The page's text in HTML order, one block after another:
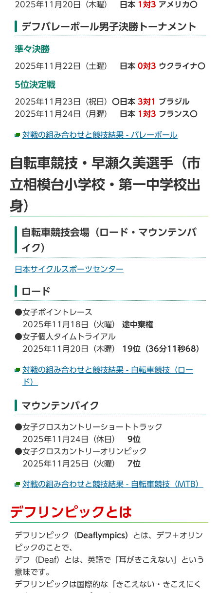
2025年11月20日（木曜）
日本 1対3 アメリカ〇
デフバレーボール男子決勝トーナメント
準々決勝
2025年11月22日（土曜） 日本 0対3 ウクライナ〇
5位決定戦
2025年11月23日（祝日） 〇日本 3対1
ブラジル
2025年11月24日（月曜）
日本 1対3 フランス〇
対戦の組み合わせと競技結果 - バレーボール
自転車競技・早瀬久美選手（市
立相模台小学校・第一中学校出
身）
自転車競技会場（ロード・マウンテンバ
イク）
日本サイクルスポーツセンター
ロード
●女子ポイントレース
2025年11月18日（火曜） 途中棄権
●女子個人タイムトライアル
2025年11月20日（木曜）
19位（36分11秒68）
対戦の組み合わせと競技結果 - 自転車競技（ロー
ド）
マウンテンバイク
●女子クロスカントリーショートトラック
2025年11月24日（休日） 9位
●女子クロスカントリーオリンピック
2025年11月25日（火曜） 7位
対戦の組み合わせと競技結果 - 自転車競技（MTB）
デフリンピックとは
デフリンピック（ Deaflympics）
とは、デフ＋オリン
ピックのことで、
デフ（Deaf）とは、英語で「耳がきこえない」という
意味です。
デフリンピックは国際的な「きこえない・きこえにく